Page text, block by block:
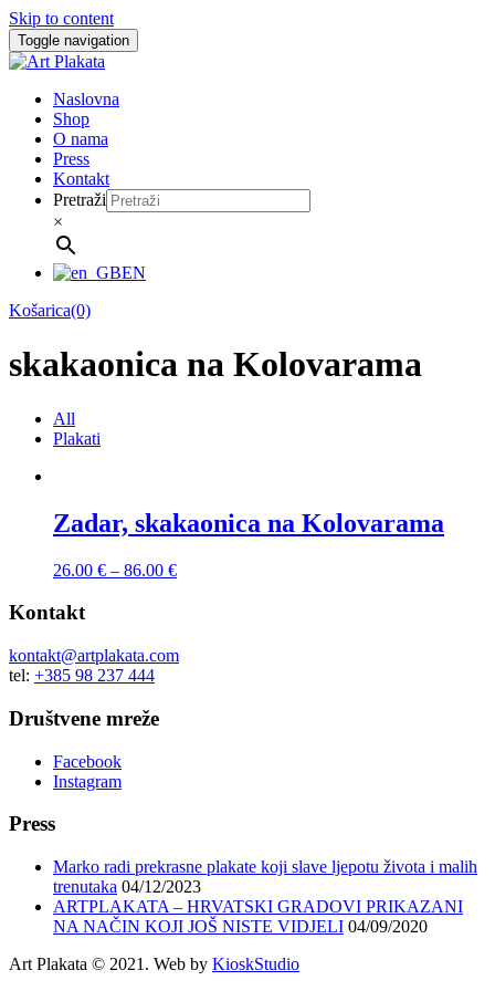
Skip to content
Toggle navigation
Naslovna
Shop
O nama
Press
Kontakt
Pretraži
×
EN
Košarica(0)
skakaonica na Kolovarama
All
Plakati
Zadar, skakaonica na Kolovarama
26.00 € – 86.00 €
Kontakt
kontakt@artplakata.com
tel: +385 98 237 444
Društvene mreže
Facebook
Instagram
Press
Marko radi prekrasne plakate koji slave ljepotu života i malih
trenutaka 04/12/2023
ARTPLAKATA – HRVATSKI GRADOVI PRIKAZANI
NA NAČIN KOJI JOŠ NISTE VIDJELI 04/09/2020
Art Plakata © 2021. Web by KioskStudio